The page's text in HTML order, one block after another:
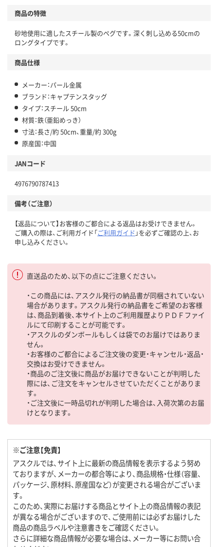
商品の特徴
砂地使用に適したスチール製のペグです。深く刺し込める50cmの
ロングタイプです。
商品仕様
メーカー：パール金属
ブランド：キャプテンスタッグ
タイプ：スチール 50cm
材質：鉄（亜鉛めっき）
寸法：長さ/約 50cm、重量/約 300g
原産国：中国
JANコード
4976790787413
備考（ご注意）
【返品について】お客様のご都合による返品はお受けできません。
ご購入の際は、ご利用ガイド「ご利用ガイド 」を必ずご確認の上、お
申し込みください。
直送品のため、以下の点にご注意ください。
・この商品には、アスクル発行の納品書が同梱されていない
場合があります。アスクル発行の納品書をご希望のお客様
は、商品到着後、本サイト上のご利用履歴よりＰＤＦファイ
ルにて印刷することが可能です。
・アスクルのダンボールもしくは袋でのお届けではありま
せん。
・お客様のご都合によるご注文後の変更・キャンセル・返品・
交換はお受けできません。
・商品のご注文後に商品がお届けできないことが判明した
際には、ご注文をキャンセルさせていただくことがありま
す。
・ご注文後に一時品切れが判明した場合は、入荷次第のお届
けとなります。
※ご注意【免責】
アスクルでは、サイト上に最新の商品情報を表示するよう努め
ておりますが、メーカーの都合等により、商品規格・仕様（容量、
パッケージ、原材料、原産国など）が変更される場合がございま
す。
このため、実際にお届けする商品とサイト上の商品情報の表記
が異なる場合がございますので、ご使用前には必ずお届けした
商品の商品ラベルや注意書きをご確認ください。
さらに詳細な商品情報が必要な場合は、メーカー等にお問い合